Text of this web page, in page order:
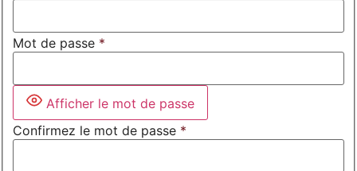
Mot de passe *
Afficher le mot de passe
Confirmez le mot de passe *